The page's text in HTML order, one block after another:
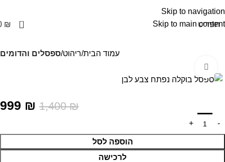
Skip to navigation
Skip to main content
תפריט 0
₪
עמוד הבית ריהוט ספסלים והדומים
1,400₪
999 ₪
הוספה לסל
לרכישה